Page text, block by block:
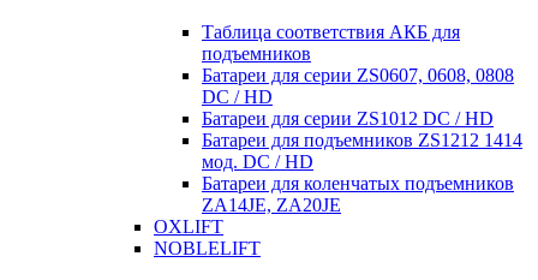
Таблица соответствия АКБ для
подъемников
Батареи для серии ZS0607, 0608, 0808
DC / HD
Батареи для серии ZS1012 DC / HD
Батареи для подъемников ZS1212 1414
мод. DC / HD
Батареи для коленчатых подъемников
ZA14JE, ZA20JE
OXLIFT
NOBLELIFT